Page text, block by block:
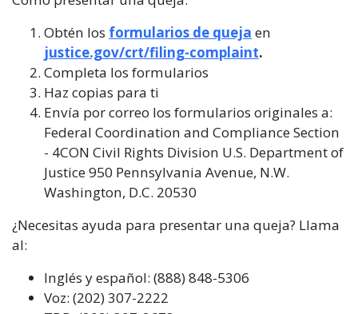
Obtén los formularios de queja en
justice.gov/crt/filing-complaint.
Completa los formularios
Haz copias para ti
Envía por correo los formularios originales a:
Federal Coordination and Compliance Section
- 4CON Civil Rights Division U.S. Department of
Justice 950 Pennsylvania Avenue, N.W.
Washington, D.C. 20530
¿Necesitas ayuda para presentar una queja? Llama
al:
Inglés y español: (888) 848-5306
Voz: (202) 307-2222